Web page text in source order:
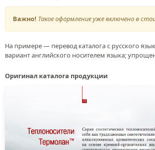
Важно! Такое оформление уже включено в
На примере — перевод каталога с русского
вариант английского носителем языка;
Оригинал каталога продукции